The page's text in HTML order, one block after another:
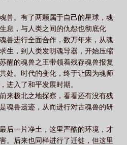
大陆iv终极斗罗 笔趣阁 斗罗大陆IV终极斗罗
罗免费 斗罗大陆iv终极斗罗海神阁主是
斗罗大陆IV终极斗罗 唐家三少 斗罗大陆IV终
陆IV终极斗罗唐家三少 斗罗大陆iv终极斗罗
斗罗唐家三少 斗罗大陆IV终极斗罗 全
陆4终极斗罗(斗罗大陆4终极斗罗)
兽。有了两颗属于自己的星球，魂
息，与人类之间的仇怨也彻底化
兽进行全面合作，数万年来，从魂
生，到人类发明魂导器，开始压缩
醒的魂兽之王带领着残存魂兽报复
处。时代的变化，终于让因为魂师
进入了和平发展时期。
来极北之地探察，看看还有没有残
魂兽遗迹，从而进行对古魂兽的研
后一片净土，这里严酷的环境，才
。后来也同样进行了迁徙，但这里